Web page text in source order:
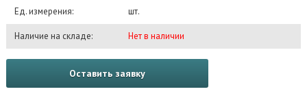
Ед. измерения: шт.
Наличие на складе: Нет в наличии
Оставить заявку